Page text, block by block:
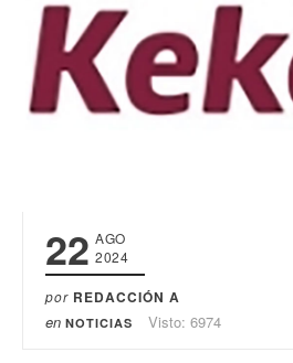
22 AGO
2024
por REDACCIÓN A
en NOTICIAS Visto: 6974